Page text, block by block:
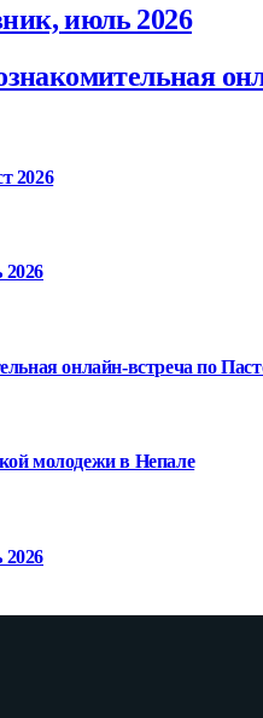
июль 2026
2026
онлайн-встреча по
молодежи в Непале